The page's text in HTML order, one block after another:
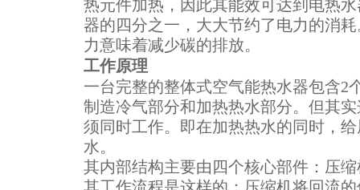
热元件加热，因此其能效可达到电热
器的四分之一，大大节约了电力的消
力意味着减少碳的排放。
工作原理
一台完整的整体式空气能热水器包含2
制造冷气部分和加热热水部分。但其
须同时工作。即在加热热水的同时，
水。
其内部结构主要由四个核心部件：压